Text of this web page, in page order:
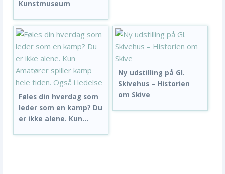
Kunstmuseum
Føles din hverdag som
leder som en kamp? Du
er ikke alene. Kun...
Ny udstilling på Gl.
Skivehus – Historien
om Skive